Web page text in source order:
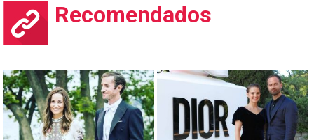
Recomendados